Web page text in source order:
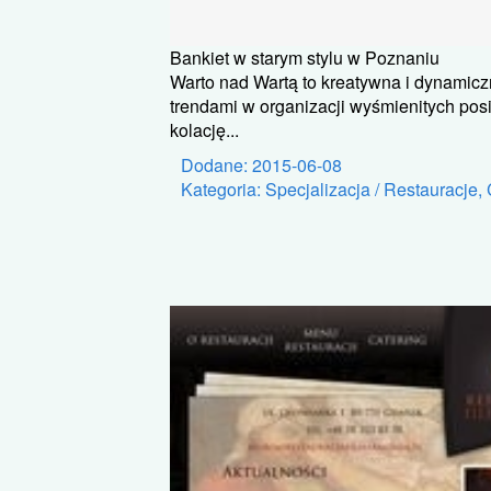
Bankiet w starym stylu w Poznaniu
Warto nad Wartą to kreatywna i
trendami w organizacji wyśmienitych
kolację...
Dodane: 2015-06-08
Kategoria: Specjalizacja / Restauracje,